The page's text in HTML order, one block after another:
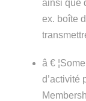
ainsi que
ex. boîte
â €
d’activité